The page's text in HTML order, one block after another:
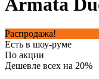
Armata
Распродажа!
Есть в шоу-руме
По акции
Дешевле всех на 20%